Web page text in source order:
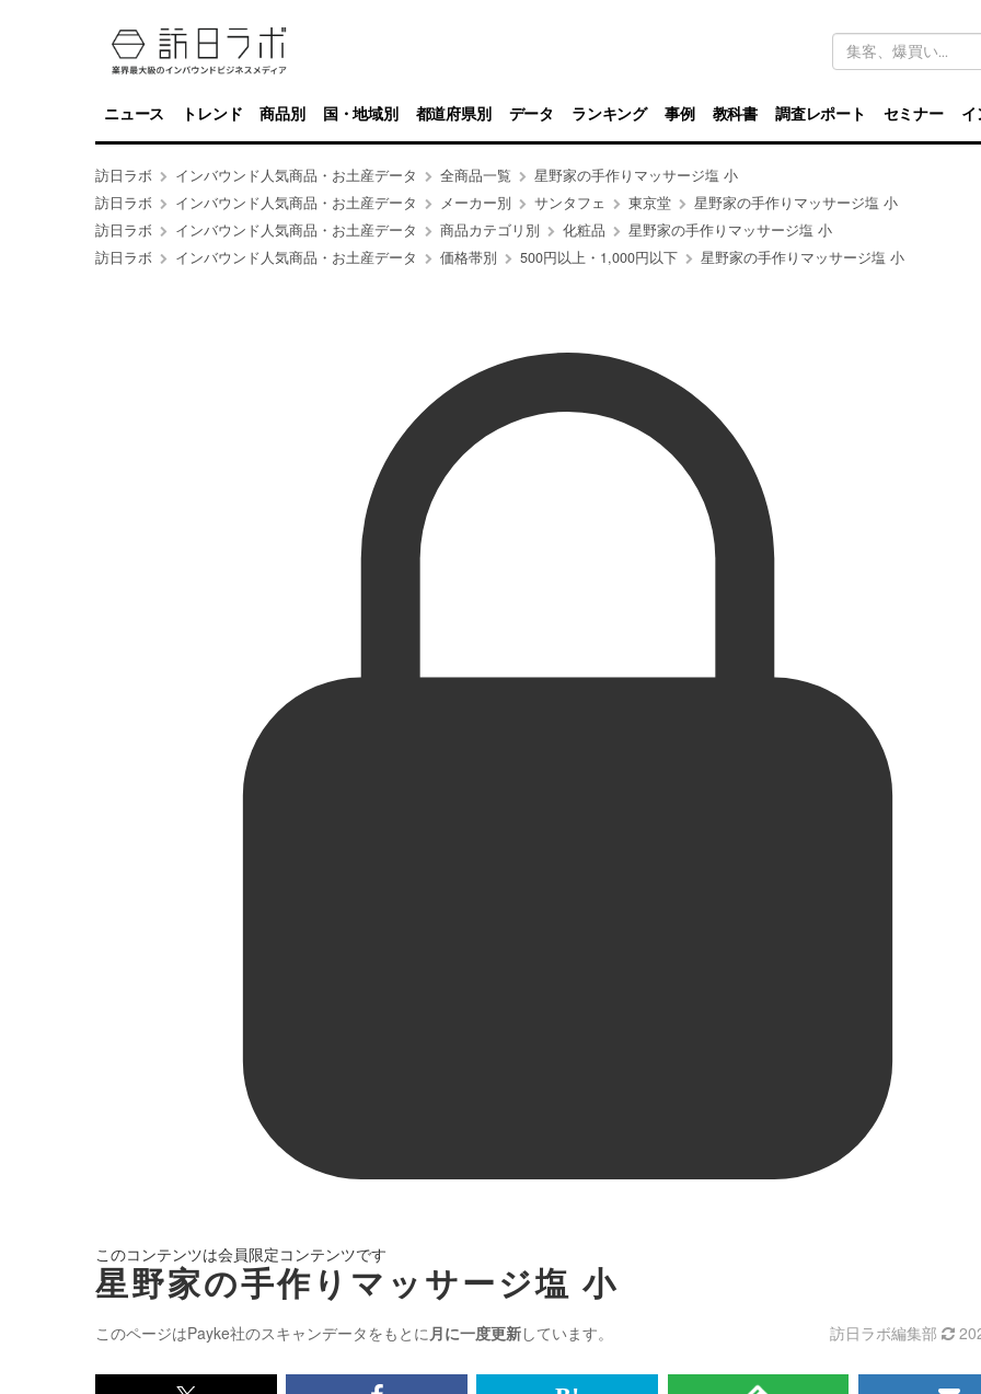
キ
ワ
ド
検
索
ニュース トレンド 商品別 国・地域別 都道府県別 データ ランキング 事例 教科書 調査レポート セミナー イ
訪日ラボ インバウンド人気商品・お土産データ 全商品一覧
星野家の手作りマッサージ塩 小
訪日ラボ
インバウンド人気商品・お土産データ メーカー別 サンタフェ 東京堂
星野家の手作りマッサージ塩 小
訪日ラボ
インバウンド人気商品・お土産データ 商品カテゴリ別 化粧品
星野家の手作りマッサージ塩 小
訪日ラボ
インバウンド人気商品・お土産データ 価格帯別 500円以上・1,000円以下 星野家の手作りマッサージ塩 小
このコンテンツは会員限定コンテンツです
星野家の手作りマッサージ塩 小
このページはPayke社のスキャンデータをもとに 月に一度更新しています。 訪日ラボ編集部